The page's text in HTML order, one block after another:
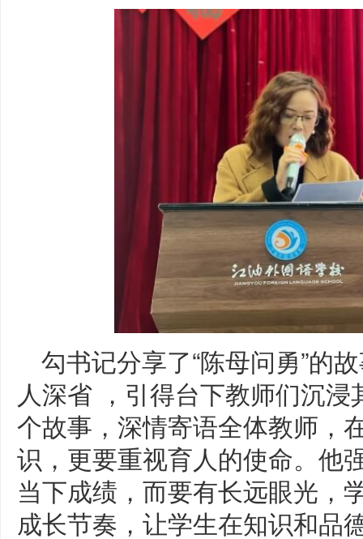
勾书记分享了“陈母问勇”的
人深省 ，引得台下教师们沉
个故事，深情寄语全体教师，
识，更要重视育人的使命。他
当下成绩，而要有长远眼光，
成长节奏，让学生在知识和品